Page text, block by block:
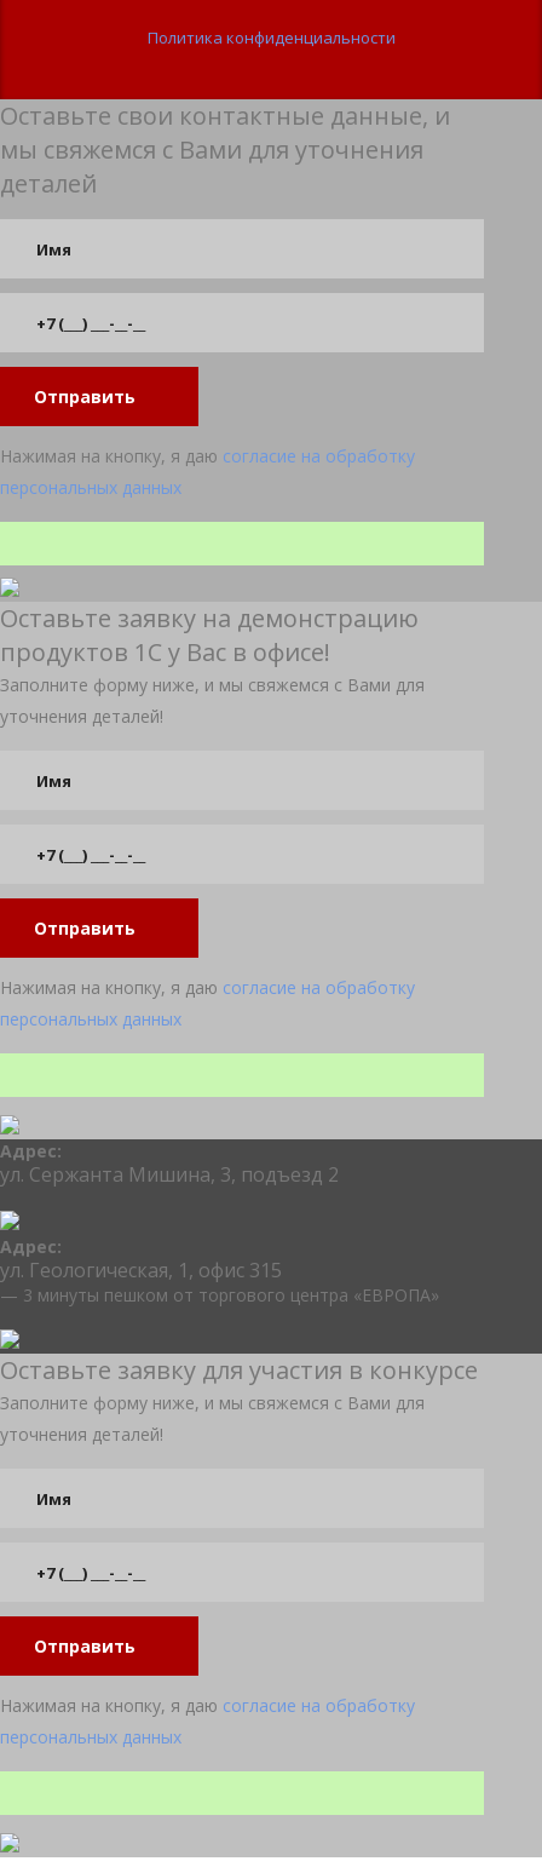
Политика конфиденциальности
Оставьте свои контактные данные, и
мы свяжемся с Вами для уточнения
деталей
Отправить
Нажимая на кнопку, я даю согласие на обработку
персональных данных
Оставьте заявку на демонстрацию
продуктов 1С у Вас в офисе!
Заполните форму ниже, и мы свяжемся с Вами для
уточнения деталей!
Отправить
Нажимая на кнопку, я даю согласие на обработку
персональных данных
Адрес:
ул. Сержанта Мишина, 3, подъезд 2
Адрес:
ул. Геологическая, 1, офис 315
— 3 минуты пешком от торгового центра «ЕВРОПА»
Оставьте заявку для участия в конкурсе
Заполните форму ниже, и мы свяжемся с Вами для
уточнения деталей!
Отправить
Нажимая на кнопку, я даю согласие на обработку
персональных данных